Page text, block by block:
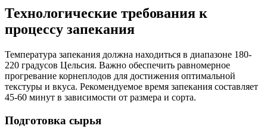
Технологические требования к
процессу запекания
Температура запекания должна находиться в диапазоне 180-
220 градусов Цельсия. Важно обеспечить равномерное
прогревание корнеплодов для достижения оптимальной
текстуры и вкуса. Рекомендуемое время запекания составляет
45-60 минут в зависимости от размера и сорта.
Подготовка сырья